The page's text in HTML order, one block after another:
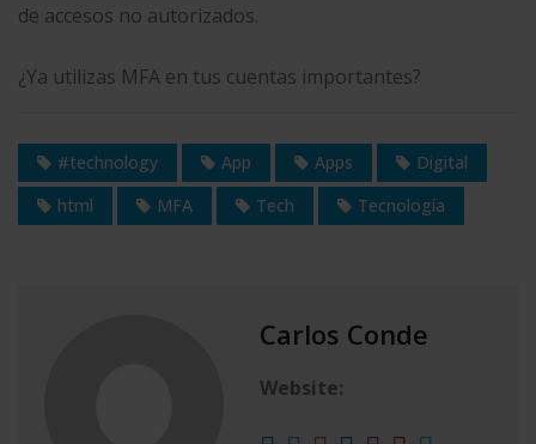
de accesos no autorizados.
¿Ya utilizas MFA en tus cuentas importantes?
#technology App Apps
Digital
html
MFA Tech Tecnología
Carlos Conde
Website: